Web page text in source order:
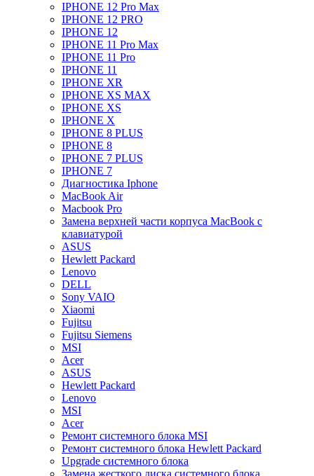
IPHONE 12 Pro Max
IPHONE 12 PRO
IPHONE 12
IPHONE 11 Pro Max
IPHONE 11 Pro
IPHONE 11
IPHONE XR
IPHONE XS MAX
IPHONE XS
IPHONE X
IPHONE 8 PLUS
IPHONE 8
IPHONE 7 PLUS
IPHONE 7
Диагностика Iphone
MacBook Air
Macbook Pro
Замена верхней части корпуса MacBook с
клавиатурой
ASUS
Hewlett Packard
Lenovo
DELL
Sony VAIO
Xiaomi
Fujitsu
Fujitsu Siemens
MSI
Acer
ASUS
Hewlett Packard
Lenovo
MSI
Acer
Ремонт системного блока MSI
Ремонт системного блока Hewlett Packard
Upgrade системного блока
Замена жесткого диска системного блока